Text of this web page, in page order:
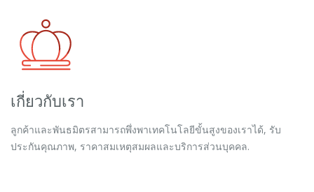
เกี่ยวกับเรา
ลูกค้าและพันธมิตรสามารถพึ่งพาเทคโนโลยีขั้นสูงของเราได้, รับ
ประกันคุณภาพ, ราคาสมเหตุสมผลและบริการส่วนบุคคล.